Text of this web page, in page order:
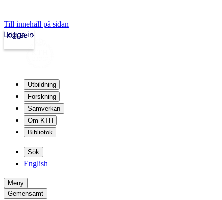
Till innehåll på sidan
kth.se
Logga in
Utbildning
Forskning
Samverkan
Om KTH
Bibliotek
Sök
English
Meny
Gemensamt